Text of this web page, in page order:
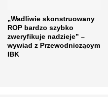
„Wadliwie skonstruowany
ROP bardzo szybko
zweryfikuje nadzieje” –
wywiad z Przewodniczącym
IBK